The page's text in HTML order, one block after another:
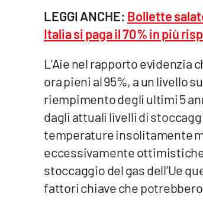
Cosenzachannel.it
Ilvibonese.it
Catanzarochannel.it
LEGGI ANCHE: Bollette
Italia si paga il 70% in più
L'Aie nel rapporto evidenzia
ora pieni al 95%, a un livello
riempimento degli ultimi 5
dagli attuali livelli di
temperature insolitamente
eccessivamente
stoccaggio del gas dell'Ue
fattori chiave che